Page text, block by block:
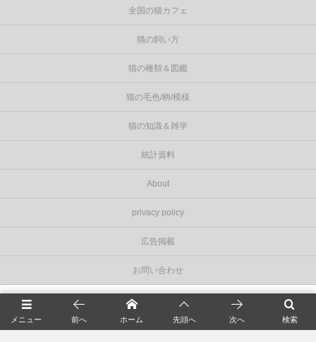
全国の猫カフェ
猫の飼い方
猫の種類＆図鑑
猫の毛色/柄/模様
猫の知識＆雑学
統計資料
About
privacy policy
広告掲載
お問い合わせ
Cat Press（キャットプレス）
メニュー 検索
前へ ホーム 先頭へ 次へ